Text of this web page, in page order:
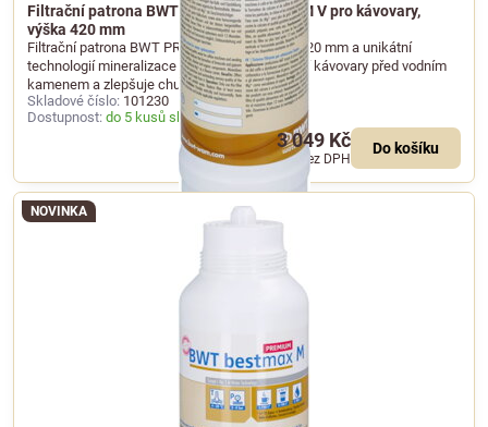
Filtrační patrona BWT bestmax PREMIUM V pro kávovary,
výška 420 mm
Filtrační patrona BWT PREMIUM V s výškou 420 mm a unikátní
technologií mineralizace vody hořčíkem chrání kávovary před vodním
kamenem a zlepšuje chuť kávy.
Skladové číslo: 101230
Dostupnost: do 5 kusů skladem
3 049 Kč
2 520 Kč bez DPH
Do košíku
NOVINKA